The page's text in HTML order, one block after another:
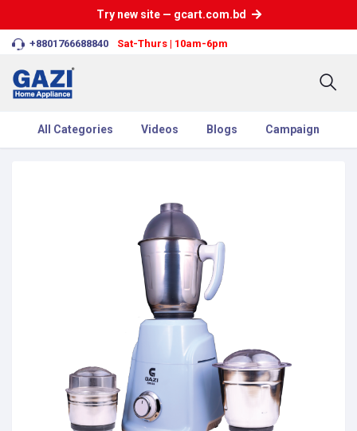
Try new site — gcart.com.bd
+8801766688840 Sat-Thurs | 10am-6pm
All Categories Videos Blogs Campaign